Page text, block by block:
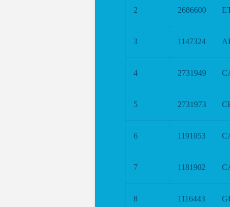
2 2686600
3 1147324
4 2731949
5 2731973
6 1191053
7 1181902
8 1116443